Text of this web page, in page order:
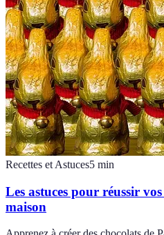
Recettes et Astuces5 min
Les astuces pour réussir
maison